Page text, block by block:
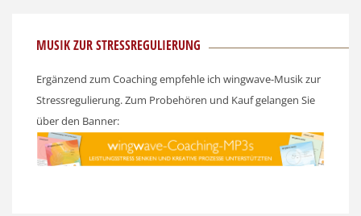
MUSIK ZUR STRESSREGULIERUNG
Ergänzend zum Coaching empfehle ich wingwave-Musik zur
Stressregulierung. Zum Probehören und Kauf gelangen Sie
über den Banner: